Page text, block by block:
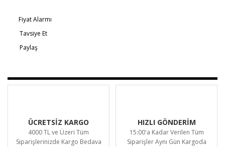
Fiyat Alarmı
Tavsiye Et
Paylaş
ÜCRETSİZ KARGO
4000 TL ve Üzeri Tüm
Siparişlerinizde Kargo Bedava
HIZLI GÖNDERİM
15:00'a Kadar Verilen Tüm
Siparişler Aynı Gün Kargoda